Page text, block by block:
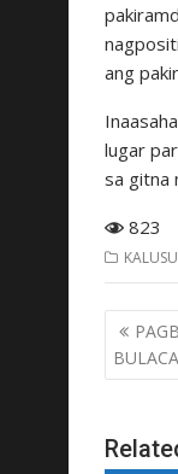
ang
lugar
sa gitna
823
Post